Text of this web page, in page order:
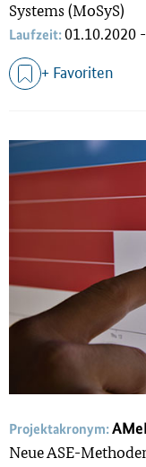
Systems (MoSyS)
Laufzeit:01.10.2020
+ Favoriten
Projektakronym:
Neue ASE-